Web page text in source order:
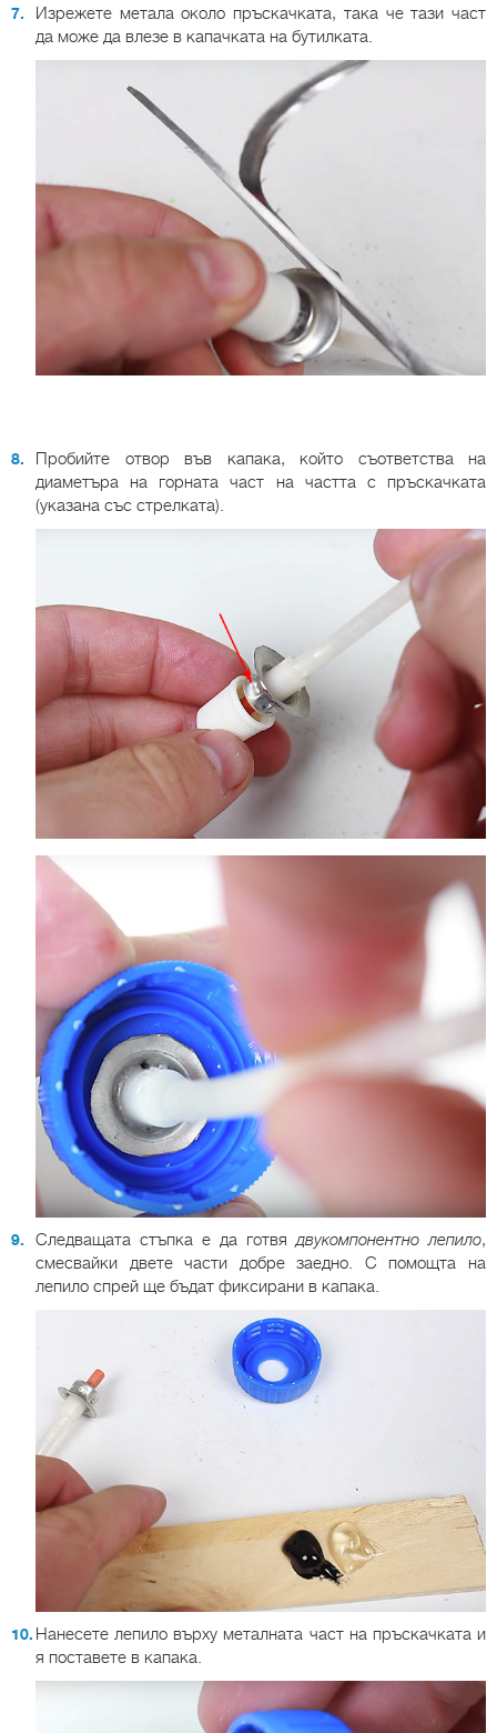
Изрежете метала около пръскачката, така че тази част
да може да влезе в капачката на бутилката.
Пробийте отвор във капака, който съответства на
диаметъра на горната част на частта с пръскачката
(указана със стрелката).
Следващата стъпка е да готвядвукомпонентно лепило,
смесвайки двете части добре заедно. С помощта на
лепило спрей ще бъдат фиксирани в капака.
Нанесете лепило върху металната част на пръскачката и
я поставете в капака.